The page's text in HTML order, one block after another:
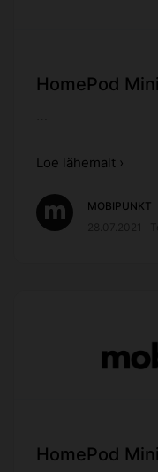
HomePod
Loe lähemalt ›
MOBIPUNKT
HomePod